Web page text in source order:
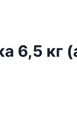
6,5 кг